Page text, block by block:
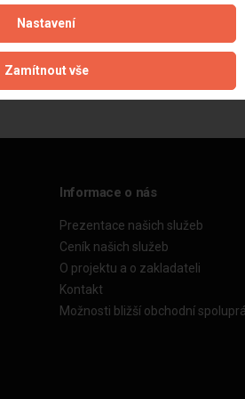
Informace o nás
Prezentace našich služeb
Ceník našich služeb
O projektu a o zakladateli
Kontakt
Možnosti bližší obchodní
Nastavení
Zamítnout vše